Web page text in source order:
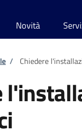
Novità
pane
/ Chiedere